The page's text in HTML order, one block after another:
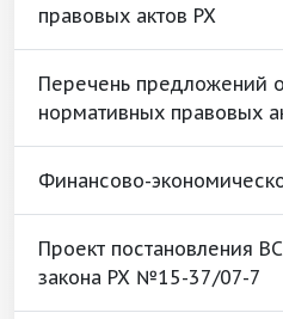
правовых актов РХ
Перечень предложений
нормативных правовых
Финансово-
Проект постановления
закона РХ №15-37/07-7